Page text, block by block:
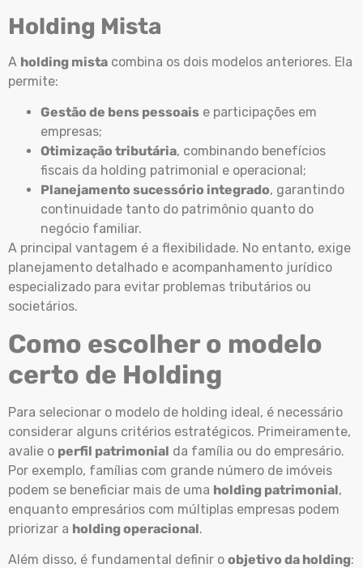
Holding Mista
A holding mista combina os dois modelos anteriores. Ela
permite:
Gestão de bens pessoais e participações em
empresas;
Otimização tributária, combinando benefícios
fiscais da holding patrimonial e operacional;
Planejamento sucessório integrado, garantindo
continuidade tanto do patrimônio quanto do
negócio familiar.
A principal vantagem é a flexibilidade. No entanto, exige
planejamento detalhado e acompanhamento jurídico
especializado para evitar problemas tributários ou
societários.
Como escolher o modelo
certo de Holding
Para selecionar o modelo de holding ideal, é necessário
considerar alguns critérios estratégicos. Primeiramente,
avalie o perfil patrimonial da família ou do empresário.
Por exemplo, famílias com grande número de imóveis
podem se beneficiar mais de uma holding patrimonial,
enquanto empresários com múltiplas empresas podem
priorizar a holding operacional.
Além disso, é fundamental definir o objetivo da holding: